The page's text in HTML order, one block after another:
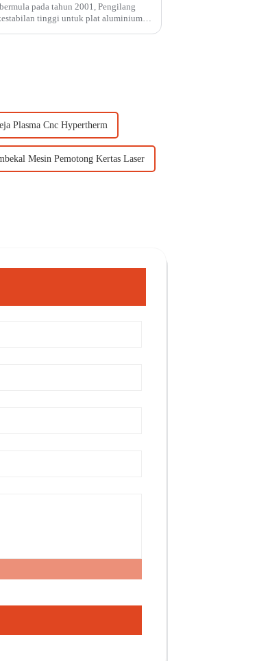
pada tahun 2001, Pengilang
tinggi untuk plat aluminium,
Plasma Cnc Hypertherm
Mesin Pemotong Kertas Laser